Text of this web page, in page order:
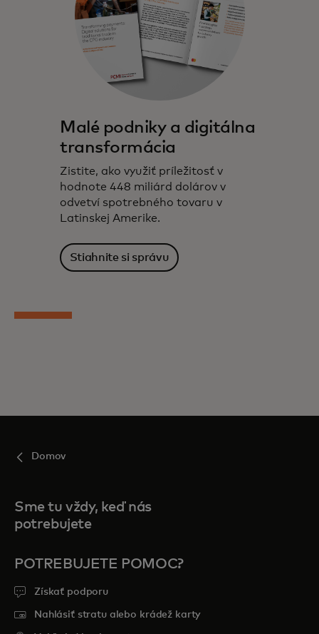
Malé podniky a digitálna
transformácia
Zistite, ako využiť príležitosť v
hodnote 448 miliárd dolárov v
odvetví spotrebného tovaru v
Latinskej Amerike.
Stiahnite si správu
Domov
Sme tu vždy, keď nás
potrebujete
POTREBUJETE POMOC?
Získať podporu
Nahlásiť stratu alebo krádež karty